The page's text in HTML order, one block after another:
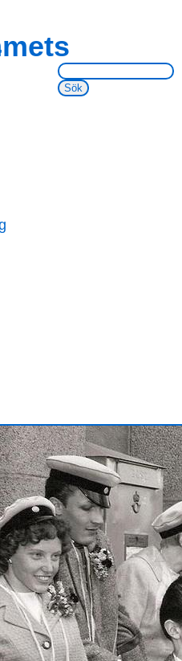
Sök på webbsidan: